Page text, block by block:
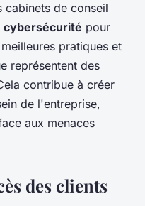
cabinets de conseil
cybersécurité pour
pratiques et
représentent des
contribue à créer
de l'entreprise,
aux menaces
des clients